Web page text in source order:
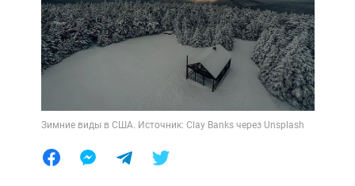
Зимние виды в США. Источник: Clay Banks через Unsplash